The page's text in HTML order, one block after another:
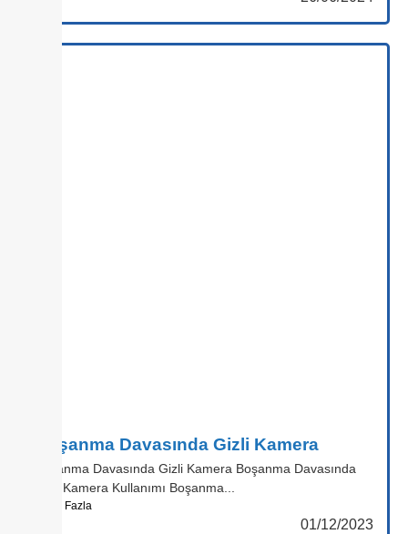
Boşanma Davasında Gizli Kamera
Boşanma Davasında Gizli Kamera Boşanma Davasında
Gizli Kamera Kullanımı Boşanma...
Daha Fazla
01/12/2023